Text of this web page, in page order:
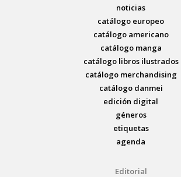
noticias
catálogo europeo
catálogo americano
catálogo manga
catálogo libros ilustrados
catálogo merchandising
catálogo danmei
edición digital
géneros
etiquetas
agenda
Editorial